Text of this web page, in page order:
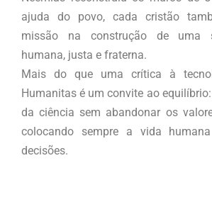
ajuda do povo, cada cristão
missão na construção de uma
humana, justa e fraterna.
Mais do que uma crítica à
Humanitas é um convite ao
da ciência sem abandonar os
colocando sempre a vida
decisões.